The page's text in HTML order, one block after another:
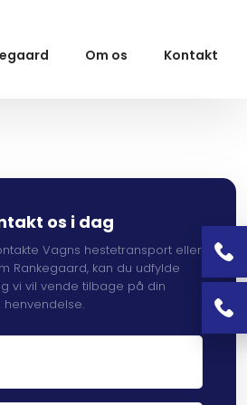
Om os Kontakt
os i dag
Vagns hestetransport eller
Rankegaard, kan du udfylde
vi vil vende tilbage på din
henvendelse.